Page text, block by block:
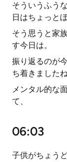
そういうふう
日はちょっと
そう思うと家
す今日は。
振り返るのが
ち着きましたね
メンタル的な
て、
06:03
子供がちょう